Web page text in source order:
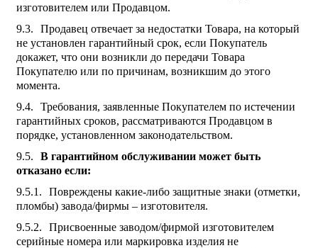
изготовителем или Продавцом.
Продавец отвечает за недостатки Товара, на который
не установлен гарантийный срок, если Покупатель
докажет, что они возникли до передачи Товара
Покупателю или по причинам, возникшим до этого
момента.
Требования, заявленные Покупателем по истечении
гарантийных сроков, рассматриваются Продавцом в
порядке, установленном законодательством.
В гарантийном обслуживании может быть
отказано если:
Повреждены какие-либо защитные знаки (отметки,
пломбы) завода/фирмы – изготовителя.
Присвоенные заводом/фирмой изготовителем
серийные номера или маркировка изделия не